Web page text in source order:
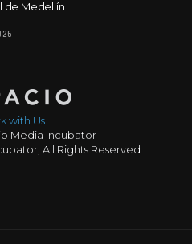
de Medellín
with Us
Media Incubator
All Rights Reserved